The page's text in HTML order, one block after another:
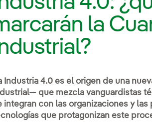
submenú para Redes
submenú para Generación
submenú para Productos y servicios
submenú para Dónde estamos
la
Industria 4.0 es el origen de una
que mezcla vanguardistas
integran con las organizaciones y
que protagonizan este